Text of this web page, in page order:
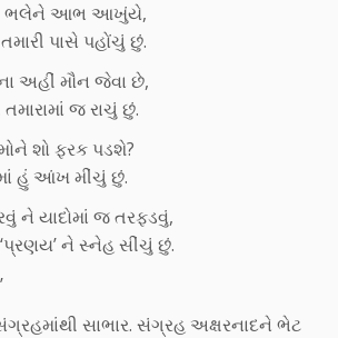
ભલેને આભ આખુંયે,
પાસે પહોંચું છું.
અહીં મૌન જેવા છે,
જ રાચું છું.
શો ફરક પડશે?
હું આંખ મીંચું છું.
ને યાદોમાં જ તરફડવું,
ને સ્નેહ સીંચું છું.
સાભાર. સંગ્રહ અક્ષરનાદને ભેટ